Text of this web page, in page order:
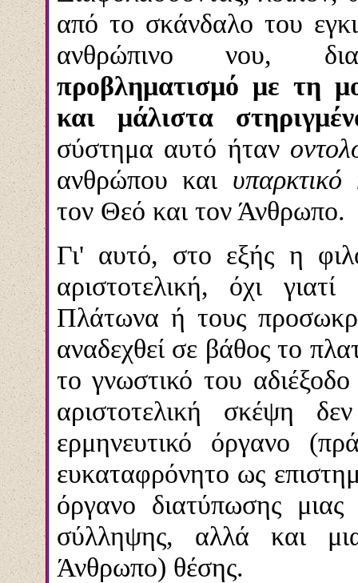
από το σκάνδαλο του
ανθρώπινο νου,
προβληματισμό με τη
και μάλιστα
σύστημα αυτό ήταν
ανθρώπου και
τον Θεό και τον Άνθρωπο.
Γι' αυτό, στο εξής η
αριστοτελική, όχι
Πλάτωνα ή τους
αναδεχθεί σε βάθος το
το γνωστικό του
αριστοτελική σκέψη
ερμηνευτικό όργανο
ευκαταφρόνητο ως
όργανο διατύπωσης
σύλληψης, αλλά και
Άνθρωπο) θέσης.